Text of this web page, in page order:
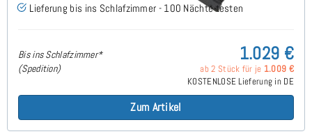
Lieferung bis ins Schlafzimmer - 100 Nächte testen
Bis ins Schlafzimmer*
(Spedition)
1.029 €
ab 2 Stück für je 1.009 €
KOSTENLOSE Lieferung in DE
Zum Artikel